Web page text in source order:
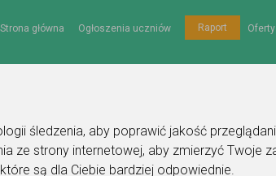
śledzenia, aby poprawić jakość
ze strony internetowej, aby zmierzyć Twoje
są dla Ciebie bardziej odpowiednie.
Strona główna Ogłoszenia uczniów Raport